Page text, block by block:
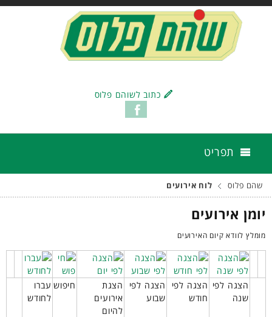
כתוב לשוהם פלוס
תפריט
שהם פלוס לוח אירועים
יומן אירועים
מומלץ לוודא קיום האירועים
הצגה לפי
שנה
הצגה לפי
חודש
הצגה לפי
שבוע
הצגת
אירועים
להיום
חיפוש עברו
לחודש